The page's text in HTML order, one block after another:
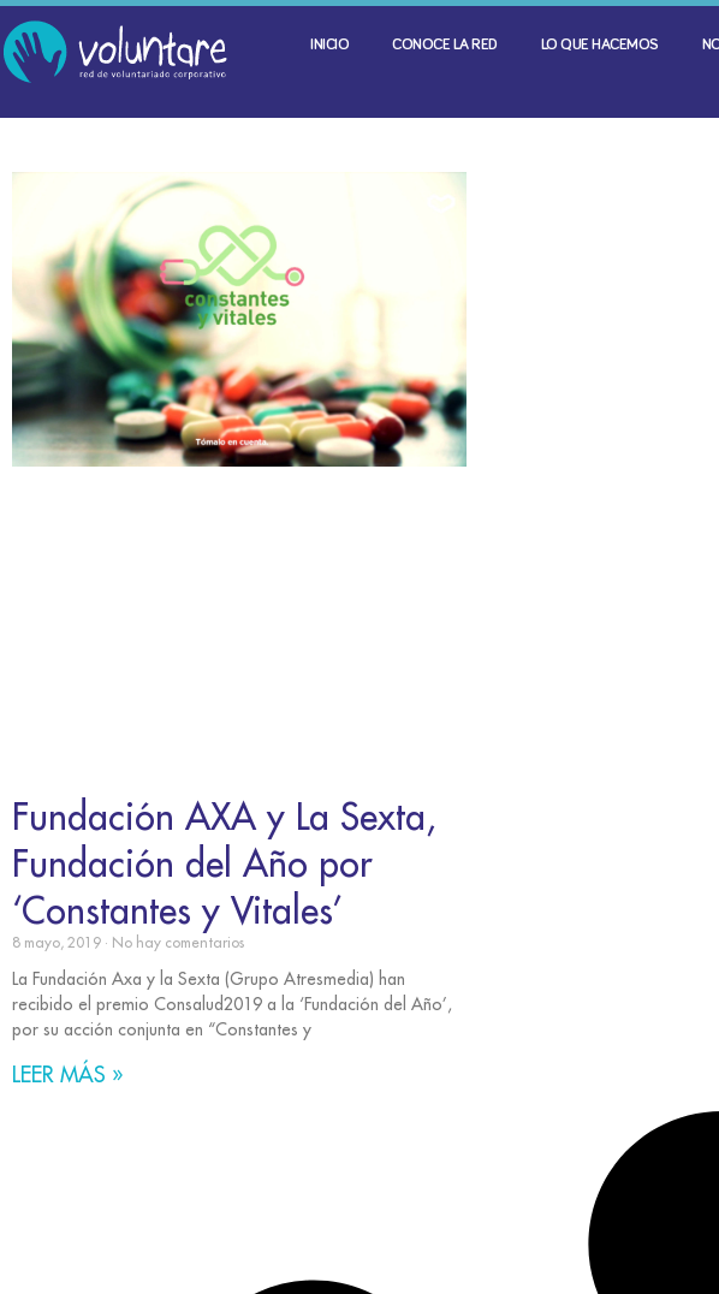
INICIO CONOCE LA RED LO QUE HACEMOS
Fundación AXA y La Sexta,
Fundación del Año por
‘Constantes y Vitales’
8 mayo, 2019 No hay comentarios
La Fundación Axa y la Sexta (Grupo Atresmedia) han
recibido el premio Consalud2019 a la ‘Fundación del Año’,
por su acción conjunta en “Constantes y
LEER MÁS »